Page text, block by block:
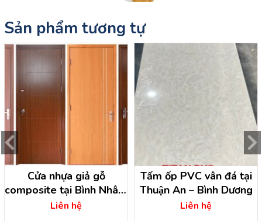
Sản phẩm tương tự
Cửa nhựa giả gỗ
composite tại Bình Nhâm
– Thuận An – Bình Dương
Liên hệ
Tấm ốp PVC vân đá tại
Thuận An – Bình Dương
Liên hệ